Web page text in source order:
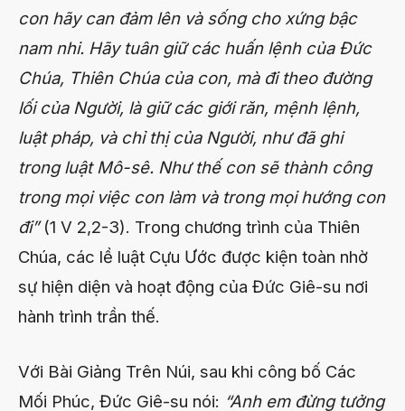
con hãy can đảm lên và sống cho xứng bậc
nam nhi. Hãy tuân giữ các huấn lệnh của Đức
Chúa, Thiên Chúa của con, mà đi theo đường
lối của Người, là giữ các giới răn, mệnh lệnh,
luật pháp, và chỉ thị của Người, như đã ghi
trong luật Mô-sê. Như thế con sẽ thành công
trong mọi việc con làm và trong mọi hướng con
đi”(1 V 2,2-3). Trong chương trình của Thiên
Chúa, các lề luật Cựu Ước được kiện toàn nhờ
sự hiện diện và hoạt động của Đức Giê-su nơi
hành trình trần thế.
Với Bài Giảng Trên Núi, sau khi công bố Các
Mối Phúc, Đức Giê-su nói: “Anh em đừng tưởng